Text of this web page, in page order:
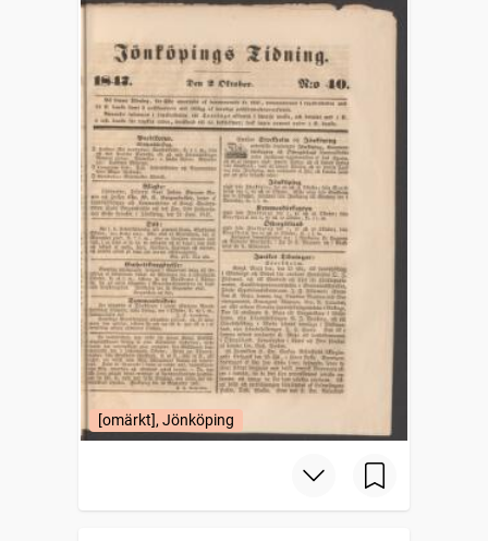
[omärkt], Jönköping